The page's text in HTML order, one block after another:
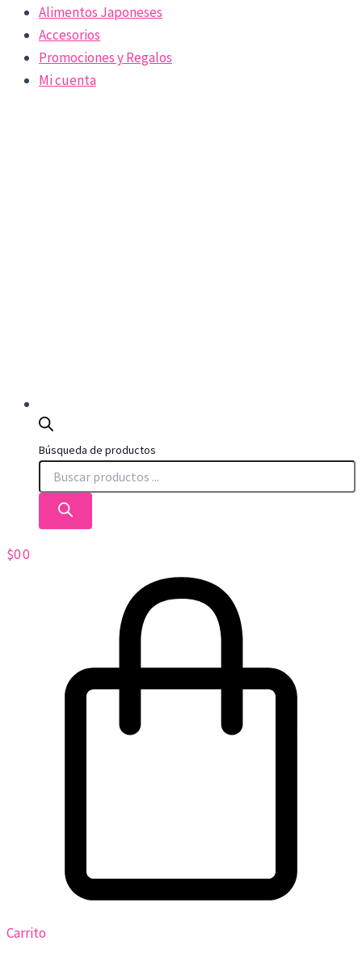
Alimentos Japoneses
Accesorios
Promociones y Regalos
Mi cuenta
Búsqueda de productos
$00
Carrito